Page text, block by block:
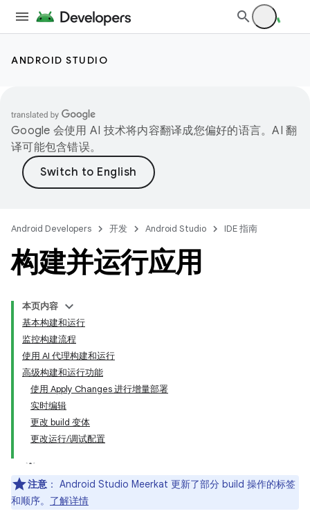
ANDROID STUDIO
Google 会使用 AI 技术将内容翻译成您偏好的语言。AI 翻
译可能包含错误。
Android Developers 开发 Android Studio IDE 指南
构建并运行应用
本页内容
基本构建和运行
监控构建流程
使用 AI 代理构建和运行
高级构建和运行功能
使用 Apply Changes 进行增量部署
实时编辑
更改 build 变体
更改运行/调试配置
注意 ： Android Studio Meerkat 更新了部分 build 操作的标签
和顺序。 了解详情